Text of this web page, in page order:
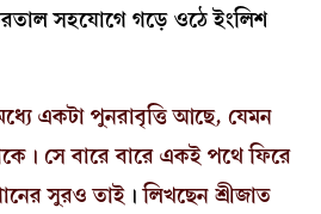
সহযোগে গড়ে ওঠে ইংলিশ
একটা পুনরাবৃত্তি আছে, যেমন
সে বারে বারে একই পথে ফিরে
সুরও তাই।লিখছেন শ্রীজাত